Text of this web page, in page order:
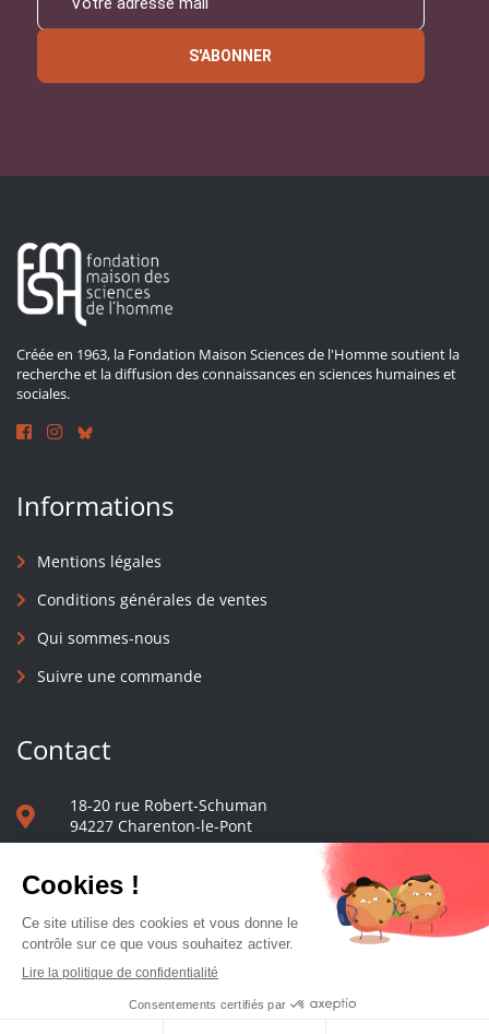
S'ABONNER
Créée en 1963, la Fondation Maison Sciences de l'Homme soutient la
recherche et la diffusion des connaissances en sciences humaines et
sociales.
Informations
Mentions légales
Conditions générales de ventes
Qui sommes-nous
Suivre une commande
Contact
18-20 rue Robert-Schuman
94227 Charenton-le-Pont